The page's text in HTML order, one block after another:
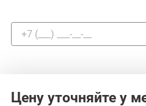
Цену уточняйте у